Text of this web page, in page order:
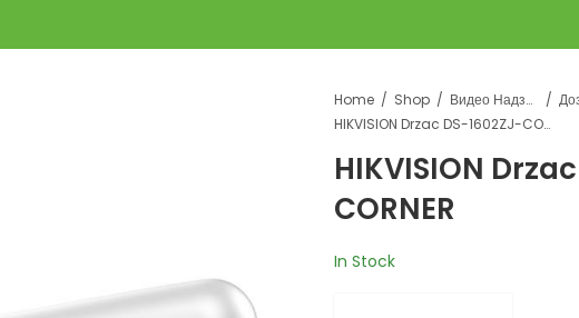
Home Shop Видео Надзор
HIKVISION Drzac DS-1602ZJ-CORNER
HIKVISION
CORNER
In Stock